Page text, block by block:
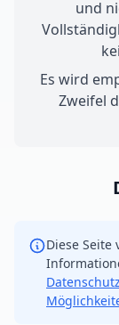
und
Es wird
Zweifel
Diese Seite